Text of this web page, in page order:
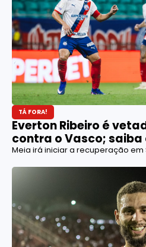
TÁ FORA!
Everton Ribeiro é
contra o Vasco; saiba
Meia irá iniciar a recuperação em